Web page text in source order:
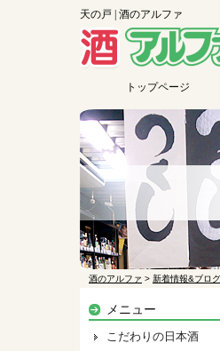
天の戸 | 酒のアルファ
トップページ
酒のアルファ > 新着情報&ブログ
メニュー
こだわりの日本酒